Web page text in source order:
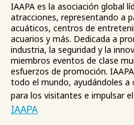
IAAPA es la asociación global
atracciones, representando a
acuáticos, centros de
acuarios y más. Dedicada a
industria, la seguridad y la
miembros eventos de clase
esfuerzos de promoción.
todo el mundo, ayudándoles a
para los visitantes e impulsar
IAAPA